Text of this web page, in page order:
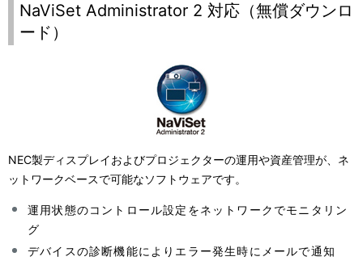
NaViSet Administrator 2 対応（無償ダウンロ
ード）
NEC製ディスプレイおよびプロジェクターの運用や資産管理が、ネ
ットワークベースで可能なソフトウェアです。
運用状態のコントロール設定をネットワークでモニタリン
グ
デバイスの診断機能によりエラー発生時にメールで通知